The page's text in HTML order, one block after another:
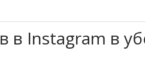
в Instagram в